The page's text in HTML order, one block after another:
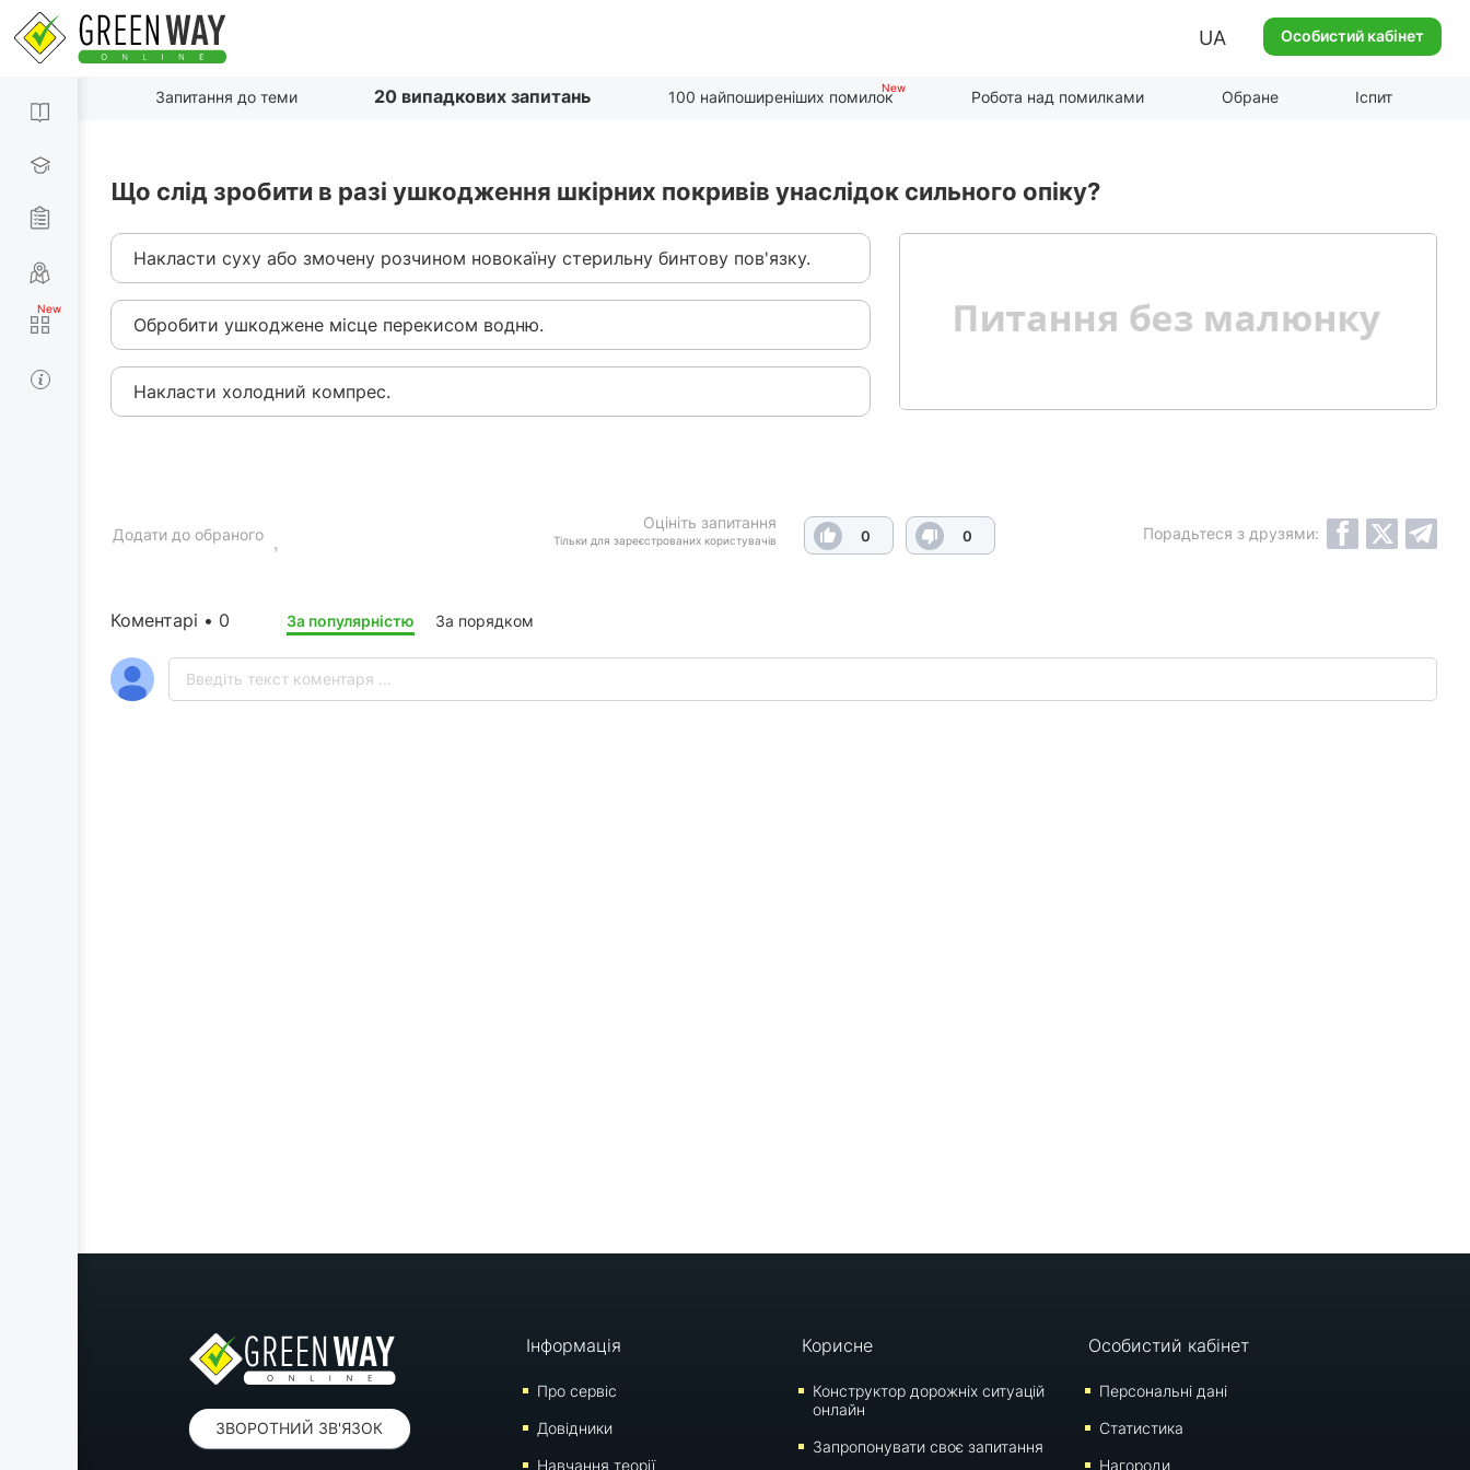
UA Особистий кабінет
Запитання до теми 20 випадкових запитань 100 найпоширеніших помилок Робота над помилками Обране Іспит
Що слід зробити в разі ушкодження шкірних покривів унаслідок сильного опіку?
Накласти суху або змочену розчином новокаїну стерильну бинтову пов'язку.
Обробити ушкоджене місце перекисом водню.
Накласти холодний компрес.
Оцініть запитання
Тільки для зареєстрованих користувачів 0 0
Додати до обраного Порадьтеся з друзями:
Коментарі • 0 За популярністю За порядком
ЗВОРОТНИЙ ЗВ'ЯЗОК
Інформація
Про сервіс
Довідники
Навчання теорії
Корисне
Конструктор дорожніх ситуацій
онлайн
Запропонувати своє запитання
Особистий кабінет
Персональні дані
Статистика
Нагороди